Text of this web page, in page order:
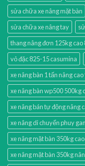
sửa chữa xe nâng mặt bàn
sửa chữa xe nâng tay
thang nâng đơn 125kg cao
vỏ đặc 825-15 casumina
xe nâng bàn 1 tấn nâng
xe nâng bàn wp500 500kg
xe nâng bán tự động nâng
xe nâng di chuyển phuy
xe nâng mặt bàn 350kg
xe nâng mặt bàn 350kg